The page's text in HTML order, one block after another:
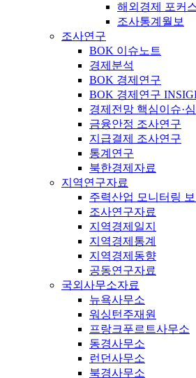
해외경제 포커
조사통계월보
조사연구
BOK 이슈노트
경제분석
BOK 경제연구
BOK 경제연구
경제전망 핵심이슈·
금융안정 조사연구
지급결제 조사연구
통계연구
북한경제자료
지역연구자료
주력산업 모니터링
조사연구자료
지역경제일지
지역경제통계
지역경제동향
공동연구자료
국외사무소자료
뉴욕사무소
워싱턴주재원
프랑크푸르트사무소
동경사무소
런던사무소
북경사무소